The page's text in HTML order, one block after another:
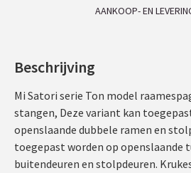
AANKOOP- EN
Beschrijving
Mi Satori serie Ton model
stangen, Deze variant kan
openslaande dubbele ramen en
toegepast worden op openslaande
buitendeuren en stolpdeuren.